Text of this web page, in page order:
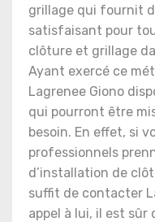
grillage qui fournit
satisfaisant pour
clôture et grillage
Ayant exercé ce
Lagrenee Giono
qui pourront être
besoin. En effet, si
professionnels
d’installation de
suffit de contacter
appel à lui, il est